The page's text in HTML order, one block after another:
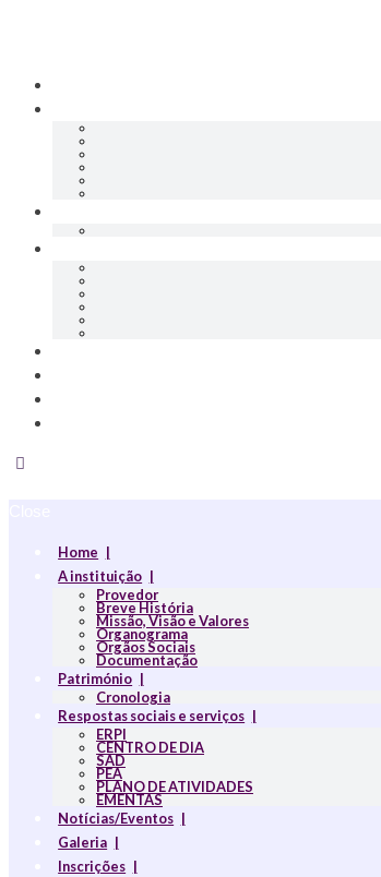
Home
A instituição
Provedor
Breve História
Missão, Visão e Valores
Organograma
Orgãos Sociais
Documentação
Património
Cronologia
Respostas sociais e serviços
ERPI
CENTRO DE DIA
SAD
PEA
PLANO DE ATIVIDADES
EMENTAS
Notícias/Eventos
Galeria
Inscrições